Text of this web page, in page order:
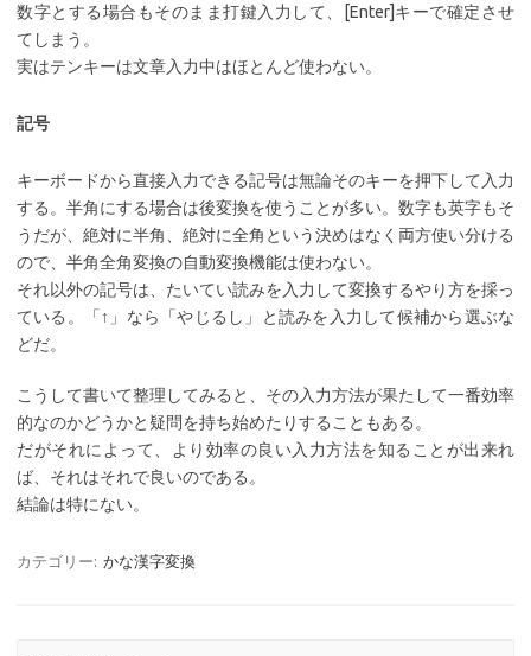
数字とする場合もそのまま打鍵入力して、[Enter]キーで確定させ
てしまう。
実はテンキーは文章入力中はほとんど使わない。
記号
キーボードから直接入力できる記号は無論そのキーを押下して入力
する。半角にする場合は後変換を使うことが多い。数字も英字もそ
うだが、絶対に半角、絶対に全角という決めはなく両方使い分ける
ので、半角全角変換の自動変換機能は使わない。
それ以外の記号は、たいてい読みを入力して変換するやり方を採っ
ている。「↑」なら「やじるし」と読みを入力して候補から選ぶな
どだ。
こうして書いて整理してみると、その入力方法が果たして一番効率
的なのかどうかと疑問を持ち始めたりすることもある。
だがそれによって、より効率の良い入力方法を知ることが出来れ
ば、それはそれで良いのである。
結論は特にない。
カテゴリー: かな漢字変換